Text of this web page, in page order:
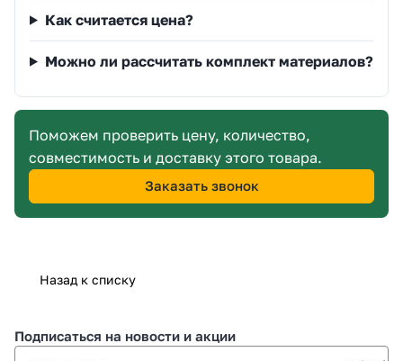
Как считается цена?
Можно ли рассчитать комплект материалов?
Поможем проверить цену, количество,
совместимость и доставку этого товара.
Заказать звонок
Назад к списку
Подписаться на новости и акции